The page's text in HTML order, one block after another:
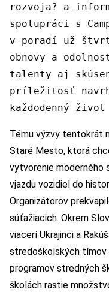
rozvoja?­ a
spolupráci s
v poradí už
obnovy a
talenty aj
príležitosť
každodenný život
Tému výzvy tentokrát
Staré Mesto, ktorá
vytvorenie moderného
vjazdu vozidiel do
Organizátorov
súťažiacich. Okrem
viacerí Ukrajinci a
stredoškolských
programov stredných
školách rastie